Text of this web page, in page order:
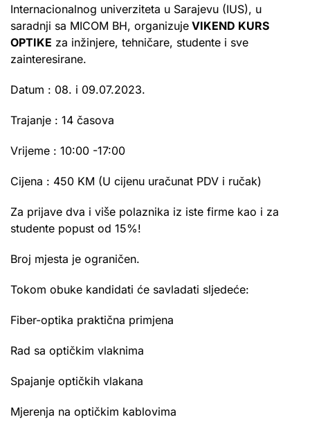
Internacionalnog univerziteta u Sarajevu (IUS), u
saradnji sa MICOM BH, organizuje VIKEND KURS
OPTIKE za inžinjere, tehničare, studente i sve
zainteresirane.
Datum : 08. i 09.07.2023.
Trajanje : 14 časova
Vrijeme : 10:00 -17:00
Cijena : 450 KM (U cijenu uračunat PDV i ručak)
Za prijave dva i više polaznika iz iste firme kao i za
studente popust od 15%!
Broj mjesta je ograničen.
Tokom obuke kandidati će savladati sljedeće:
Fiber-optika praktična primjena
Rad sa optičkim vlaknima
Spajanje optičkih vlakana
Mjerenja na optičkim kablovima